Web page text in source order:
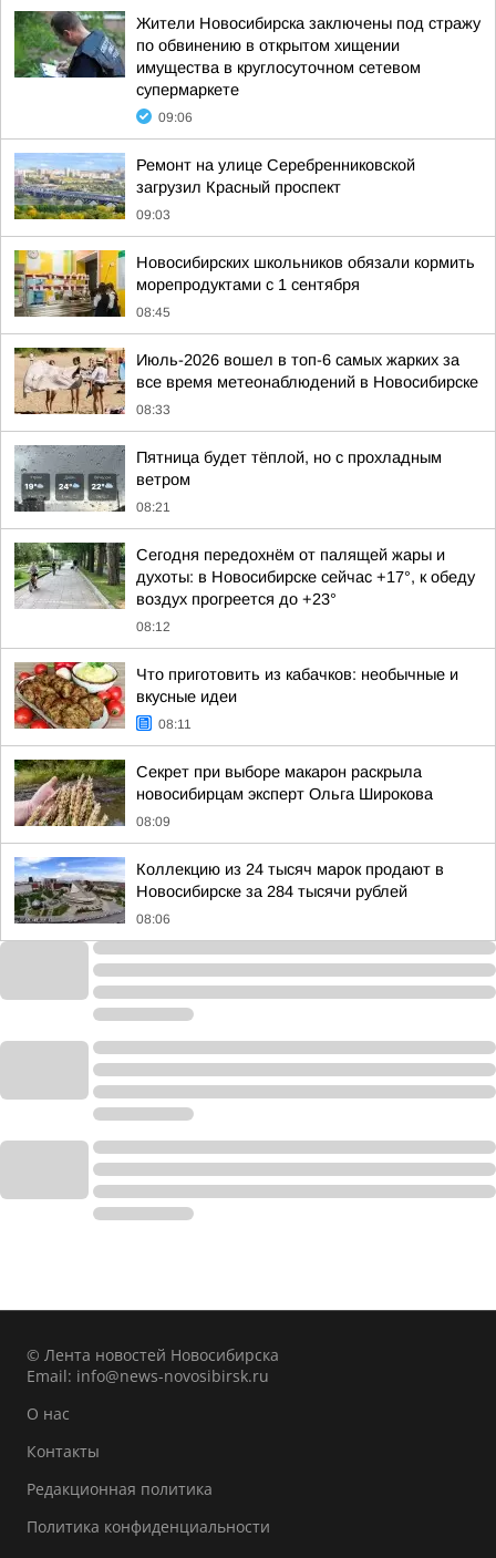
Жители Новосибирска заключены под стражу
по обвинению в открытом хищении
имущества в круглосуточном сетевом
супермаркете
09:06
Ремонт на улице Серебренниковской
загрузил Красный проспект
09:03
Новосибирских школьников обязали кормить
морепродуктами с 1 сентября
08:45
Июль-2026 вошел в топ-6 самых жарких за
все время метеонаблюдений в Новосибирске
08:33
Пятница будет тёплой, но с прохладным
ветром
08:21
Сегодня передохнём от палящей жары и
духоты: в Новосибирске сейчас +17°, к обеду
воздух прогреется до +23°
08:12
Что приготовить из кабачков: необычные и
вкусные идеи
08:11
Секрет при выборе макарон раскрыла
новосибирцам эксперт Ольга Широкова
08:09
Коллекцию из 24 тысяч марок продают в
Новосибирске за 284 тысячи рублей
08:06
© Лента новостей Новосибирска
Email: info@news-novosibirsk.ru
О нас
Контакты
Редакционная политика
Политика конфиденциальности